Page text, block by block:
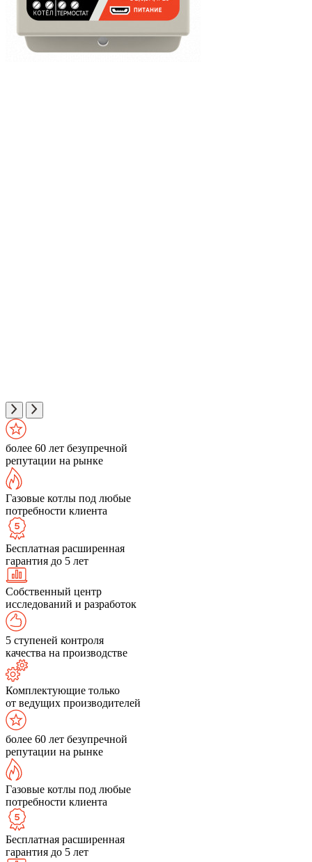
более 60 лет безупречной
репутации на рынке
Газовые котлы под любые
потребности клиента
Бесплатная расширенная
гарантия до 5 лет
Собственный центр
исследований и разработок
5 ступеней контроля
качества на производстве
Комплектующие только
от ведущих производителей
более 60 лет безупречной
репутации на рынке
Газовые котлы под любые
потребности клиента
Бесплатная расширенная
гарантия до 5 лет